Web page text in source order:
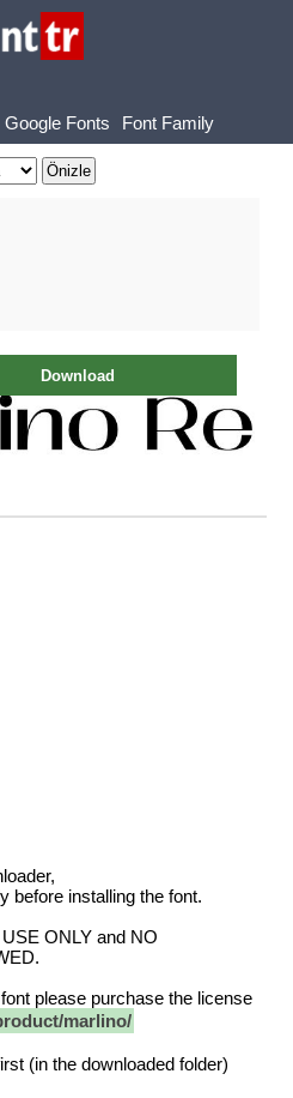
Google Fonts Font Family
Download
before installing the font.
ONLY and NO
please purchase the license
marlino/
(in the downloaded folder)